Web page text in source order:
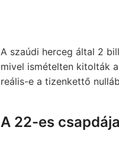
A szaúdi herceg által 2
mivel ismételten kitolták
reális-e a tizenkettő
A 22-es csapdája